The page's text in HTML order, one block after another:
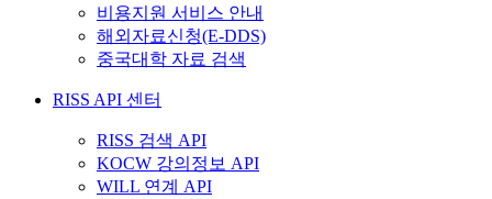
비용지원 서비스 안내
해외자료신청(E-DDS)
중국대학 자료 검색
RISS API 센터
RISS 검색 API
KOCW 강의정보 API
WILL 연계 API